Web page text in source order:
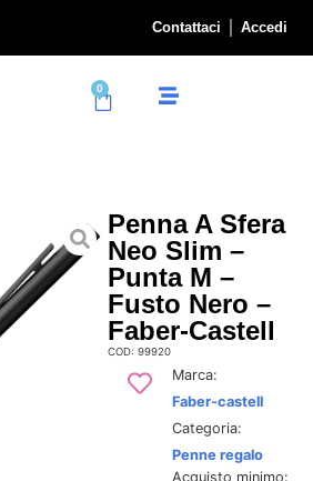
Contattaci Accedi
0
Penna A Sfera
Neo Slim –
Punta M –
Fusto Nero –
Faber-Castell
COD: 99920
Marca:
Faber-castell
Categoria:
Penne regalo
Acquisto minimo: